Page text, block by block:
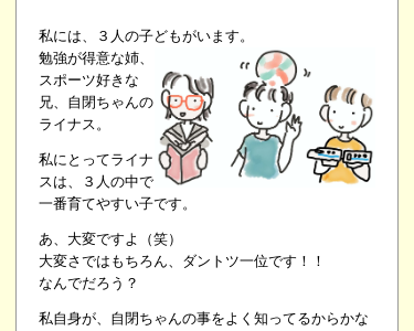
私には、３人の子どもがいます。
勉強が得意な姉、
スポーツ好きな
兄、自閉ちゃんの
ライナス。
私にとってライナ
スは、３人の中で
一番育てやすい子です。
あ、大変ですよ（笑）
大変さではもちろん、ダントツ一位です！！
なんでだろう？
私自身が、自閉ちゃんの事をよく知ってるからかな